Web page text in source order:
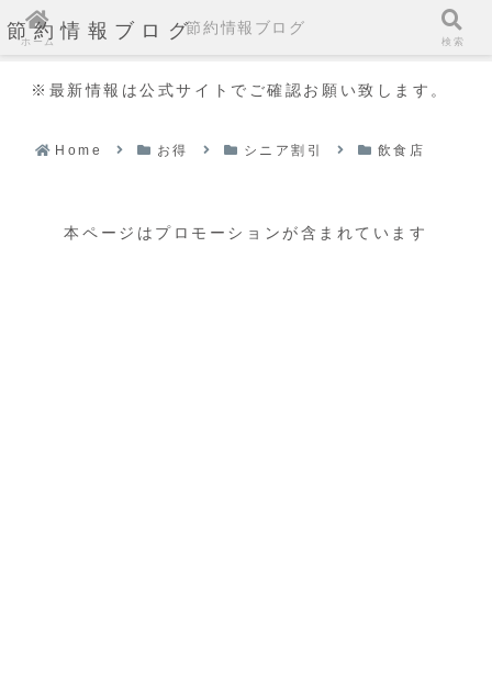
節約情報ブログ
※最新情報は公式サイトでご確認お願い致します。
Home お得 シニア割引 飲食店
本ページはプロモーションが含まれています
ホーム
節約情報ブログ
検索